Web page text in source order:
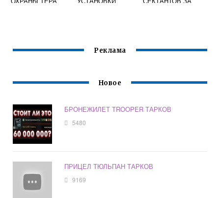
Реклама
Новое
БРОНЕЖИЛЕТ TROOPER ТАРКОВ
5480
ПРИЦЕЛ ТЮЛЬПАН ТАРКОВ
9169